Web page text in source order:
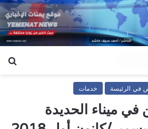
في الرئيسة خدمات
ميناء الحديدة